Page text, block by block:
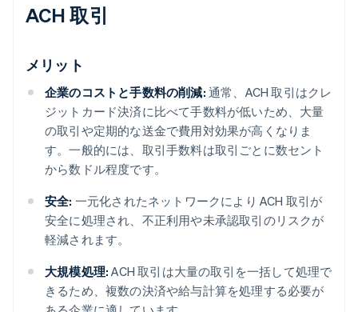
ACH 取引
メリット
企業のコストと手数料の削減: 通常、ACH 取引はクレ
ジットカード決済に比べて手数料が低いため、大量
の取引や定期的な送金で費用対効果が高くなりま
す。一般的には、取引手数料は取引ごとに数セント
から数ドル程度です。
安全: 一元化されたネットワークにより ACH 取引が
安全に処理され、不正利用や未承認取引のリスクが
軽減されます。
大規模処理: ACH 取引は大量の取引を一括して処理で
きるため、複数の決済や給与計算を処理する必要が